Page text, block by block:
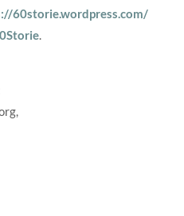
60storie.wordpress.com/
.